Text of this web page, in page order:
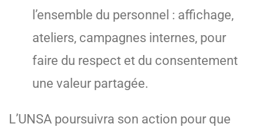
l’ensemble du personnel : affichage,
ateliers, campagnes internes, pour
faire du respect et du consentement
une valeur partagée.
L’UNSA poursuivra son action pour que